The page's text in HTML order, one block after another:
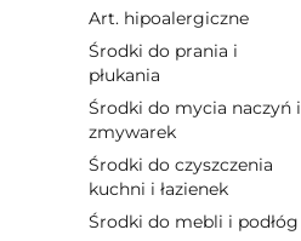
Art. hipoalergiczne
Środki do prania i
płukania
Środki do mycia naczyń i
zmywarek
Środki do czyszczenia
kuchni i łazienek
Środki do mebli i podłóg